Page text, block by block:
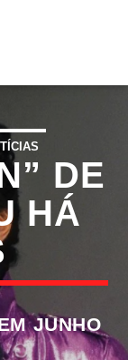
DE
HÁ
JUNHO